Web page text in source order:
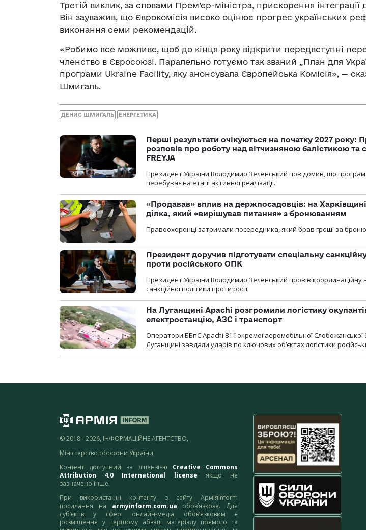
Третій виклик, за словами Прем’єр-міністра, прискорення
Він зауважив, що Єврокомісія високо оцінює прогрес українських
виконання семи рекомендацій.
«Робимо все можливе, щоб до кінця року відкрити передвступні
членство в Євросоюзі. Паралельно готуємо так званий „План для
програми Ukraine Facility, яку анонсувала Європейська Комісія», —
Шмигаль.
ДЕНИС ШМИГАЛЬ ЕНЕРГЕТИКА
Перші результати очікуються на початку 2027 року:
розповів про роботу над вітчизняною балістикою та
FREYJA
Президент України Володимир Зеленський повідомив, що програма
перебуває на етапі активної реалізації.
«Продавав» вплив на держпосадовців: на
ділка, який «вирішував питання» з бронюванням
Правоохоронці затримали посередника, який брав гроші за
Президент доручив підготувати спеціальну
проти російського ОПК
Президент України Володимир Зеленський провів
санкційної політики проти росії.
На Луганщині Apachi розгромили логістику
електростанцію, АЗС і транспорт
Оператори ББпС Apachi 81-ї окремої аеромобільної Слобожанської
Луганщині завдали ударів по ключових об’єктах логістики
© 2018 - 2026, ІНФОРМАЦІЙНЕ АГЕНТСТВО,
Міністерство оборони України
Контент доступний за ліцензією Creative Commons
Attribution 4.0 International license якщо не
зазначено інше.
При використанні контенту з сайту АрміяInform
посилання на armyinform.com.ua обов’язкове. Для
суб’єктів у сфері онлайн-медіа обов’язковим є
розміщення у першому абзаці матеріалу прямого та